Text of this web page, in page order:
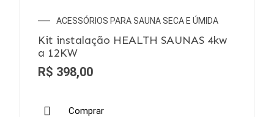
ACESSÓRIOS PARA SAUNA SECA E ÚMIDA
Kit instalação HEALTH SAUNAS 4kw
a 12KW
R$ 398,00
Comprar